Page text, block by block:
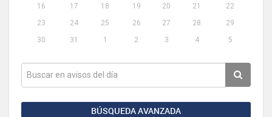
16
17 18 19 20 21
22
23
24 25 26 27 28
29
30
31 1 2 3 4 5
BÚSQUEDA AVANZADA